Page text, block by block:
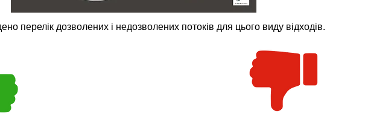
перелік дозволених і недозволених потоків для цього виду відходів.